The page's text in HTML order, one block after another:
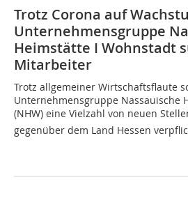
Trotz Corona auf
Unternehmensgruppe
Heimstätte I Wohnstadt
Mitarbeiter
Trotz allgemeiner Wirtschaftsflaute
Unternehmensgruppe Nassauische
(NHW) eine Vielzahl von neuen
gegenüber dem Land Hessen